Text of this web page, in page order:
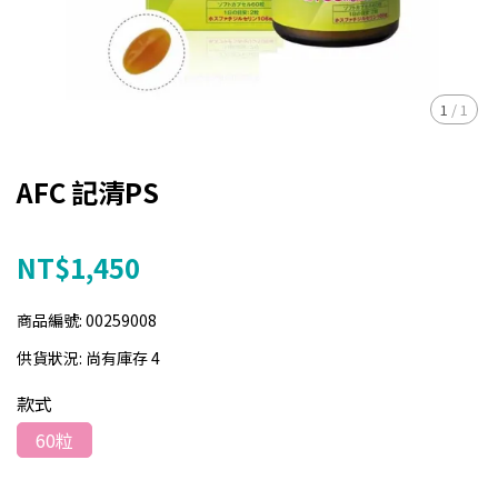
1 / 1
AFC 記清PS
NT$1,450
商品編號: 00259008
供貨狀況: 尚有庫存 4
款式
60粒